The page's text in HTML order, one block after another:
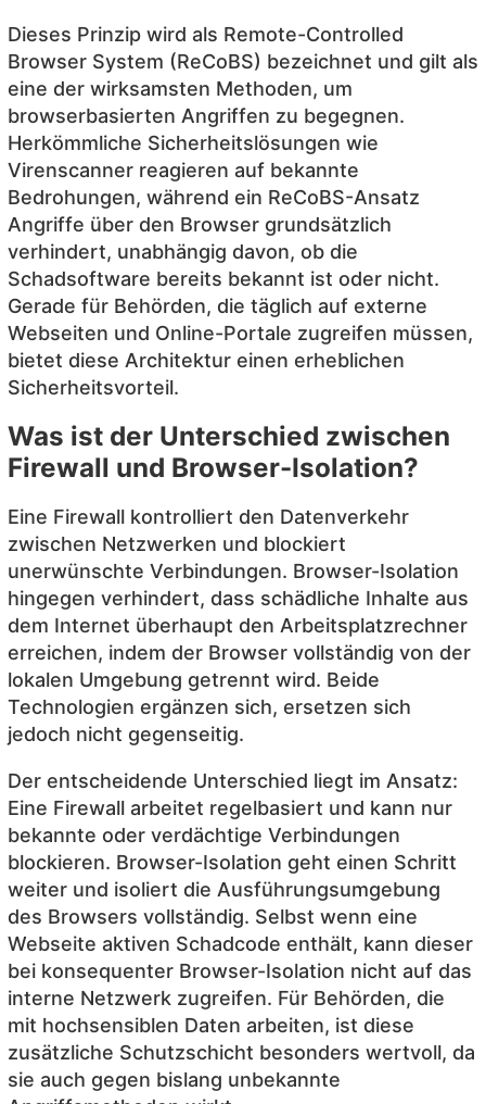
Dieses Prinzip wird als Remote-Controlled
Browser System (ReCoBS) bezeichnet und gilt als
eine der wirksamsten Methoden, um
browserbasierten Angriffen zu begegnen.
Herkömmliche Sicherheitslösungen wie
Virenscanner reagieren auf bekannte
Bedrohungen, während ein ReCoBS-Ansatz
Angriffe über den Browser grundsätzlich
verhindert, unabhängig davon, ob die
Schadsoftware bereits bekannt ist oder nicht.
Gerade für Behörden, die täglich auf externe
Webseiten und Online-Portale zugreifen müssen,
bietet diese Architektur einen erheblichen
Sicherheitsvorteil.
Was ist der Unterschied zwischen
Firewall und Browser-Isolation?
Eine Firewall kontrolliert den Datenverkehr
zwischen Netzwerken und blockiert
unerwünschte Verbindungen. Browser-Isolation
hingegen verhindert, dass schädliche Inhalte aus
dem Internet überhaupt den Arbeitsplatzrechner
erreichen, indem der Browser vollständig von der
lokalen Umgebung getrennt wird. Beide
Technologien ergänzen sich, ersetzen sich
jedoch nicht gegenseitig.
Der entscheidende Unterschied liegt im Ansatz:
Eine Firewall arbeitet regelbasiert und kann nur
bekannte oder verdächtige Verbindungen
blockieren. Browser-Isolation geht einen Schritt
weiter und isoliert die Ausführungsumgebung
des Browsers vollständig. Selbst wenn eine
Webseite aktiven Schadcode enthält, kann dieser
bei konsequenter Browser-Isolation nicht auf das
interne Netzwerk zugreifen. Für Behörden, die
mit hochsensiblen Daten arbeiten, ist diese
zusätzliche Schutzschicht besonders wertvoll, da
sie auch gegen bislang unbekannte